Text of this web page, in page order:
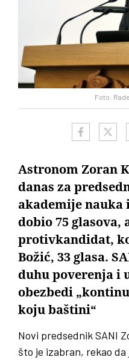
Foto:
Astronom Zoran
danas za
akademije nauka
dobio 75 glasova,
protivkandidat,
Božić, 33 glasa.
duhu poverenja i
obezbedi
koju baštini“
Novi predsednik SANI
što je izabran, rekao